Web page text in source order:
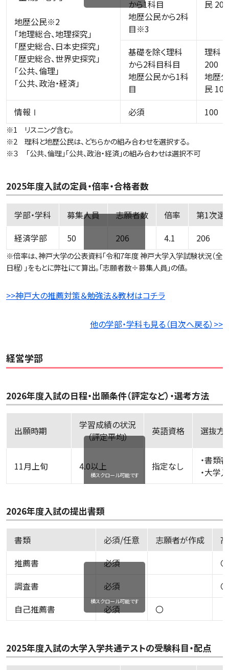
地歴公民※2
「地理総合、地理探究」
「歴史総合、日本史探究」
「歴史総合、世界史探究」
「公共、倫理」
「公共、政治・経済」
から1科目
地歴公民から2科
目※3
民 200
基礎を除く理科
から2科目科目
地歴公民から1科
目
理科
200
地歴公
民 100
情報Ⅰ
必須 100
※1 リスニング含む。
※2 理科と地歴公民は、どちらかの組み合わせを選択する。
※３ 「公共、倫理」「公共、政治・経済」の組み合わせは選択不可
2025年度入試の定員・倍率・合格者数
学部・学科 募集人員 志願者数 倍率
第1次選
経済学部
50 206 4.1 206
横スクロール可能です
※倍率は、神戸大学の公表資料「令和7年度 神戸大学入学試験状況（全
日程）」をもとに弊社にて算出。「志願者数÷募集人員」の値。
>>神戸大の推薦対策＆勉強法＆教材はコチラ
他の学部・学科も見る（目次へ戻る）>>
経営学部
2026年度入試の日程・出願条件（評定など）・選考方法
出願時期
学習成績の状況
（評定平均）
英語資格 選
11月上旬 4.0以上 指定なし
・書類
・大学
横スクロール可能です
2026年度入試の提出書類
書類 必須/任意 志願者が作成
推薦書
必須
〇
調査書
必須
〇
自己推薦書
必須 〇
横スクロール可能です
2025年度入試の大学入学共通テストの受験科目・配点